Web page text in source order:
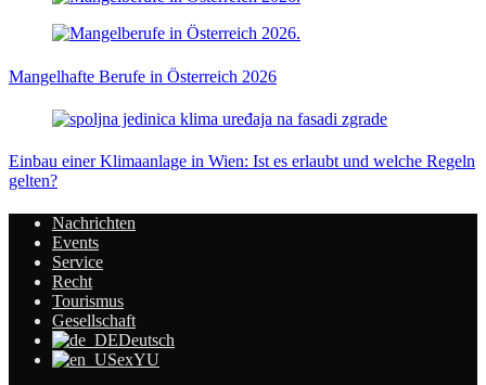
Mangelhafte Berufe in Österreich 2026
Einbau einer Klimaanlage in Wien: Ist es erlaubt und welche Regeln
gelten?
Nachrichten
Events
Service
Recht
Tourismus
Gesellschaft
Deutsch
exYU